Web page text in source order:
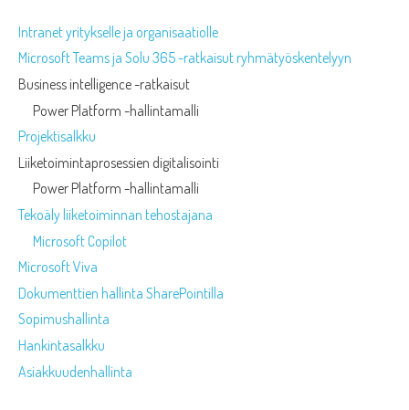
Intranet yritykselle ja organisaatiolle
Microsoft Teams ja Solu 365 -ratkaisut ryhmätyöskentelyyn
Business intelligence -ratkaisut
Power Platform -hallintamalli
Projektisalkku
Liiketoimintaprosessien digitalisointi
Power Platform -hallintamalli
Tekoäly liiketoiminnan tehostajana
Microsoft Copilot
Microsoft Viva
Dokumenttien hallinta SharePointilla
Sopimushallinta
Hankintasalkku
Asiakkuudenhallinta